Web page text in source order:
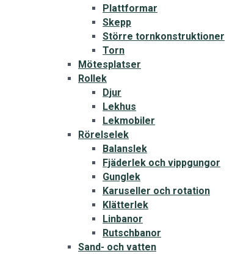
Plattformar
Skepp
Större tornkonstruktioner
Torn
Mötesplatser
Rollek
Djur
Lekhus
Lekmobiler
Rörelselek
Balanslek
Fjäderlek och vippgungor
Gunglek
Karuseller och rotation
Klätterlek
Linbanor
Rutschbanor
Sand- och vatten